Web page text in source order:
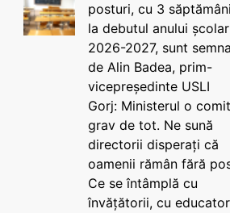
posturi, cu 3
la debutul anului școlar
2026-2027, sunt
de Alin Badea, prim-
vicepreședinte USLI
Gorj: Ministerul o
grav de tot. Ne sună
directorii disperați că
oamenii rămân fără
Ce se întâmplă cu
învățătorii, cu